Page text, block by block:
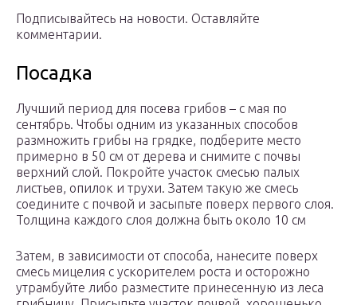
Подписывайтесь на новости. Оставляйте
комментарии.
Посадка
Лучший период для посева грибов – с мая по
сентябрь. Чтобы одним из указанных способов
размножить грибы на грядке, подберите место
примерно в 50 см от дерева и снимите с почвы
верхний слой. Покройте участок смесью палых
листьев, опилок и трухи. Затем такую же смесь
соедините с почвой и засыпьте поверх первого слоя.
Толщина каждого слоя должна быть около 10 см
Затем, в зависимости от способа, нанесите поверх
смесь мицелия с ускорителем роста и осторожно
утрамбуйте либо разместите принесенную из леса